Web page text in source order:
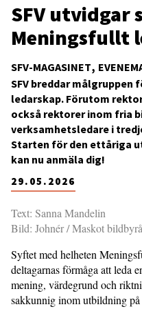
SFV-MAGASINET
SFV utvidgar
Meningsfullt
29.05.2026
SFV breddar
ledarskap. Förutom
också rektorer inom fria
verksamhetsledare i
Starten för den ettåriga
kan nu anmäla dig!
Text: Sanna Mandelin
Bild: Johnér / Maskot bildbyrå
Syftet med helheten
deltagarnas förmåga att leda
mening, värdegrund och
sakkunnig inom utbildning på